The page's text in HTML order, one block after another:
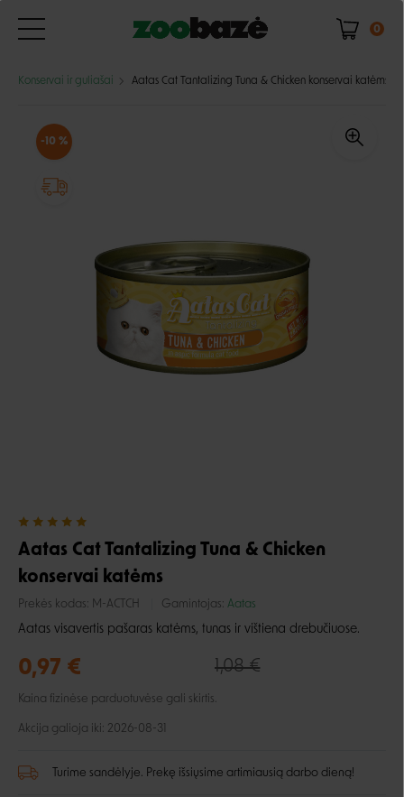
0
Konservai ir guliašai Aatas Cat Tantalizing Tuna & Chicken konservai katėms
-10 %
Aatas Cat Tantalizing Tuna & Chicken
konservai katėms
Prekės kodas: M-ACTCH Gamintojas: Aatas
Aatas visavertis pašaras katėms, tunas ir vištiena drebučiuose.
0,97 € 1,08 €
Kaina fizinėse parduotuvėse gali skirtis.
Akcija galioja iki: 2026-08-31
Turime sandėlyje. Prekę išsiųsime artimiausią darbo dieną!